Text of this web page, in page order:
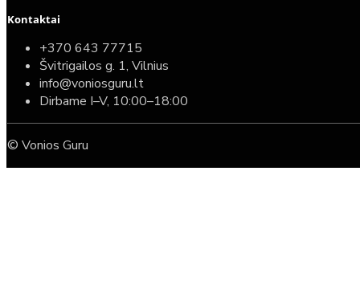
Kontaktai
+370 643 77715
Švitrigailos g. 1, Vilnius
info@voniosguru.lt
Dirbame I–V, 10:00–18:00
© Vonios Guru